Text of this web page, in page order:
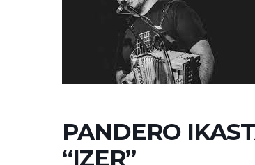
PANDERO
“IZER”